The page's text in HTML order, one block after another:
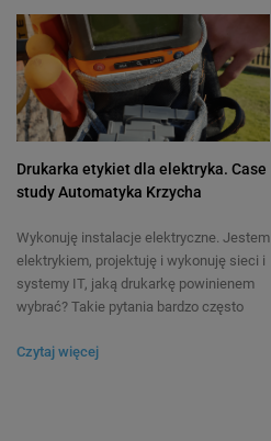
Drukarka etykiet dla elektryka. Case
study Automatyka Krzycha
Wykonuję instalacje elektryczne. Jestem
elektrykiem, projektuję i wykonuję sieci i
systemy IT, jaką drukarkę powinienem
wybrać? Takie pytania bardzo często
dlatego uznaliśmy, że ten wątek
Czytaj więcej